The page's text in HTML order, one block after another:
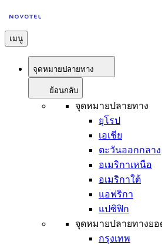
เมนู
จุดหมายปลายทาง
ย้อนกลับ
จุดหมายปลายทาง
ยุโรป
เอเชีย
ตะวันออกกลาง
อเมริกาเหนือ
อเมริกาใต้
แอฟริกา
แปซิฟิก
จุดหมายปลายทางยอ
กรุงเทพ